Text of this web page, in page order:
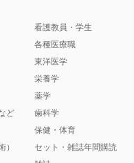
ど
）
看護教員・学生
各種医療職
東洋医学
栄養学
薬学
歯科学
保健・体育
セット・雑誌年間購読